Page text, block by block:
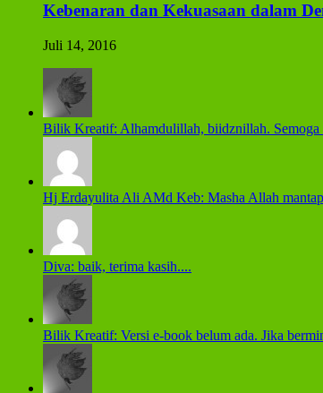
Kebenaran dan Kekuasaan dalam
Juli 14, 2016
Bilik Kreatif: Alhamdulillah, biidznillah. Semoga
Hj Erdayulita Ali AMd Keb: Masha Allah
Diva: baik, terima kasih....
Bilik Kreatif: Versi e-book belum ada. Jika